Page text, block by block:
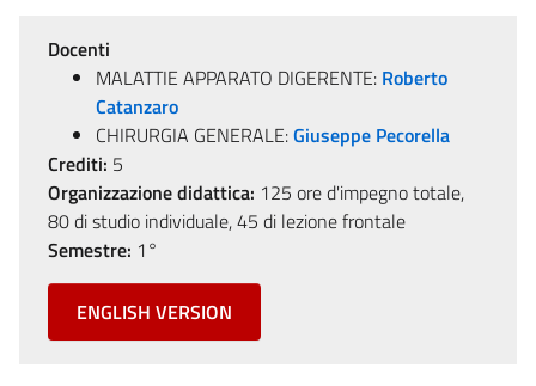
Docenti
MALATTIE APPARATO DIGERENTE: Roberto
Catanzaro
CHIRURGIA GENERALE:Giuseppe Pecorella
Crediti: 5
Organizzazione didattica: 125 ore d'impegno totale,
80 di studio individuale, 45 di lezione frontale
Semestre: 1°
ENGLISH VERSION